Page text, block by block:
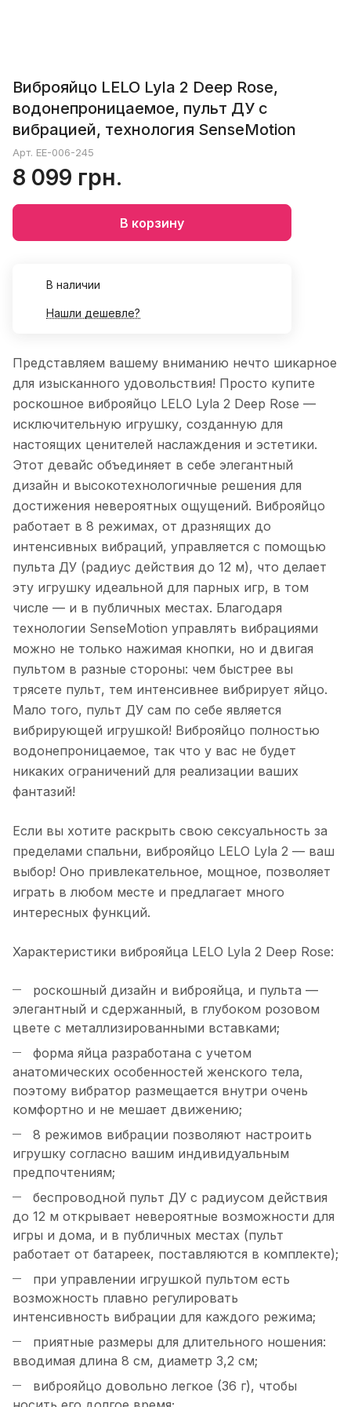
Виброяйцо LELO Lyla 2 Deep Rose,
водонепроницаемое, пульт ДУ с
вибрацией, технология SenseMotion
Арт. EE-006-245
8 099 грн.
В корзину
В наличии
Нашли дешевле?
Представляем вашему вниманию нечто шикарное
для изысканного удовольствия! Просто купите
роскошное виброяйцо LELO Lyla 2 Deep Rose —
исключительную игрушку, созданную для
настоящих ценителей наслаждения и эстетики.
Этот девайс объединяет в себе элегантный
дизайн и высокотехнологичные решения для
достижения невероятных ощущений. Виброяйцо
работает в 8 режимах, от дразнящих до
интенсивных вибраций, управляется с помощью
пульта ДУ (радиус действия до 12 м), что делает
эту игрушку идеальной для парных игр, в том
числе — и в публичных местах. Благодаря
технологии SenseMotion управлять вибрациями
можно не только нажимая кнопки, но и двигая
пультом в разные стороны: чем быстрее вы
трясете пульт, тем интенсивнее вибрирует яйцо.
Мало того, пульт ДУ сам по себе является
вибрирующей игрушкой! Виброяйцо полностью
водонепроницаемое, так что у вас не будет
никаких ограничений для реализации ваших
фантазий!
Если вы хотите раскрыть свою сексуальность за
пределами спальни, виброяйцо LELO Lyla 2 — ваш
выбор! Оно привлекательное, мощное, позволяет
играть в любом месте и предлагает много
интересных функций.
Характеристики виброяйца LELO Lyla 2 Deep Rose:
роскошный дизайн и виброяйца, и пульта —
элегантный и сдержанный, в глубоком розовом
цвете с металлизированными вставками;
форма яйца разработана с учетом
анатомических особенностей женского тела,
поэтому вибратор размещается внутри очень
комфортно и не мешает движению;
8 режимов вибрации позволяют настроить
игрушку согласно вашим индивидуальным
предпочтениям;
беспроводной пульт ДУ с радиусом действия
до 12 м открывает невероятные возможности для
игры и дома, и в публичных местах (пульт
работает от батареек, поставляются в комплекте);
при управлении игрушкой пультом есть
возможность плавно регулировать
интенсивность вибрации для каждого режима;
приятные размеры для длительного ношения:
вводимая длина 8 см, диаметр 3,2 см;
виброяйцо довольно легкое (36 г), чтобы